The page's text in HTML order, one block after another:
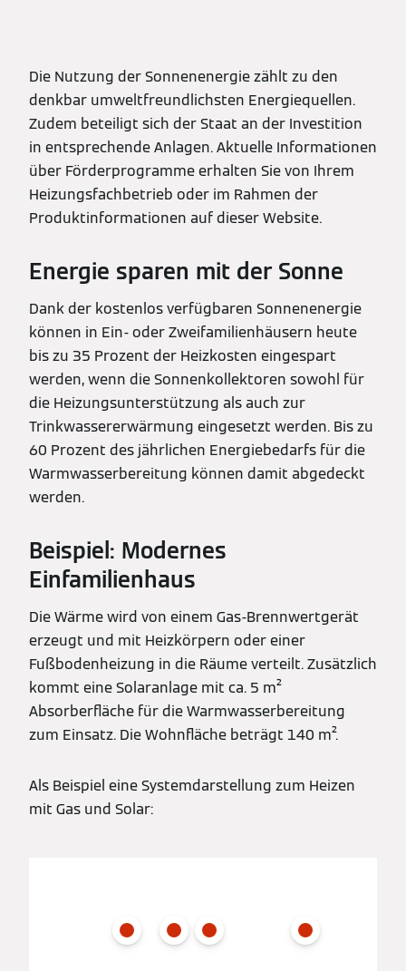
Die Nutzung der Sonnenenergie zählt zu den
denkbar umweltfreundlichsten Energiequellen.
Zudem beteiligt sich der Staat an der Investition
in entsprechende Anlagen. Aktuelle Informationen
über Förderprogramme erhalten Sie von Ihrem
Heizungsfachbetrieb oder im Rahmen der
Produktinformationen auf dieser Website.
Energie sparen mit der Sonne
Dank der kostenlos verfügbaren Sonnenenergie
können in Ein- oder Zweifamilienhäusern heute
bis zu 35 Prozent der Heizkosten eingespart
werden, wenn die Sonnenkollektoren sowohl für
die Heizungsunterstützung als auch zur
Trinkwassererwärmung eingesetzt werden. Bis zu
60 Prozent des jährlichen Energiebedarfs für die
Warmwasserbereitung können damit abgedeckt
werden.
Beispiel: Modernes
Einfamilienhaus
Die Wärme wird von einem Gas-Brennwertgerät
erzeugt und mit Heizkörpern oder einer
Fußbodenheizung in die Räume verteilt. Zusätzlich
kommt eine Solaranlage mit ca. 5 m²
Absorberfläche für die Warmwasserbereitung
zum Einsatz. Die Wohnfläche beträgt 140 m².
Als Beispiel eine Systemdarstellung zum Heizen
mit Gas und Solar: